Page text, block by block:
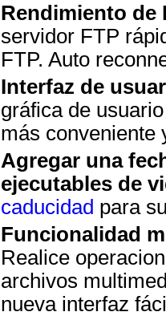
Rendimiento de
servidor FTP
FTP. Auto
Interfaz de
gráfica de
más conveniente
Agregar una
ejecutables de
caducidad para
Funcionalidad
Realice
archivos
nueva interfaz